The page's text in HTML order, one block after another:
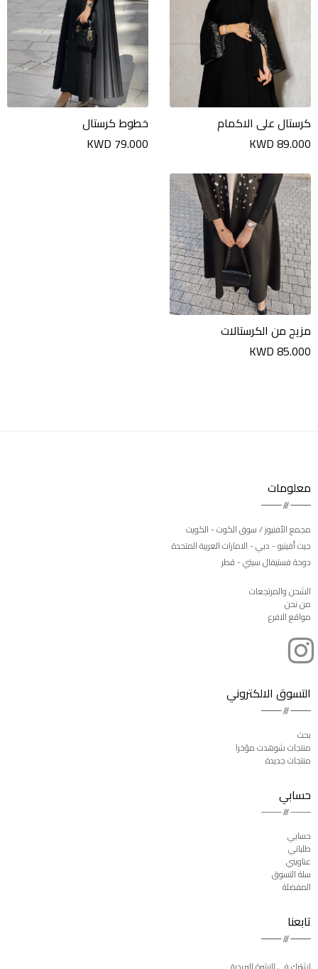
كرستال على الاكمام
KWD 89.000
خطوط كرستال
KWD 79.000
مزيج من الكرستالات
KWD 85.000
معلومات
مجمع الأفنيوز / سوق الكوت - الكويت
جيت أفينيو - دبي - الامارات العربية المتحدة
دوحة فستيفال سيتي - قطر
الشحن والمرتجعات
من نحن
مواقع الافرع
التسوق الالكتروني
بحث
منتجات شوهدت مؤخرا
منتجات جديدة
حسابي
حسابي
طلباتي
عناويني
سلة التسوق
المفضلة
تابعنا